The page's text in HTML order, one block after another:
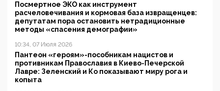
Посмертное ЭКО как инструмент
расчеловечивания и кормовая база извращенцев:
депутатам пора остановить нетрадиционные
методы «спасения демографии»
10:34, 07 Июля 2026
Пантеон «героям»-пособникам нацистов и
противникам Православия в Киево-Печерской
Лавре: Зеленский и Ко показывают миру рога и
копыта